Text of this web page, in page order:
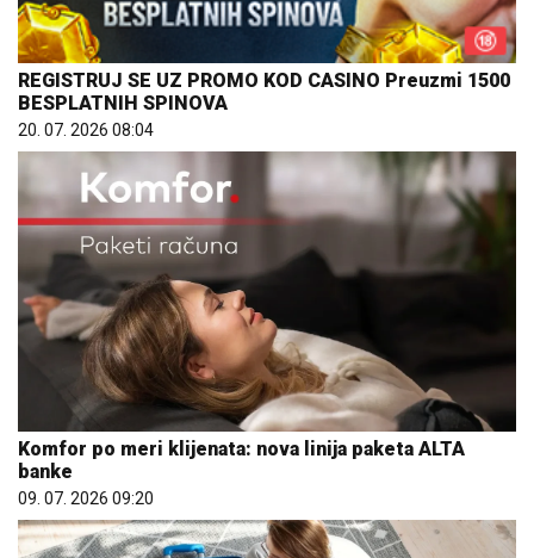
REGISTRUJ SE UZ PROMO KOD CASINO Preuzmi 1500
BESPLATNIH SPINOVA
20. 07. 2026 08:04
Komfor po meri klijenata: nova linija paketa ALTA
banke
09. 07. 2026 09:20